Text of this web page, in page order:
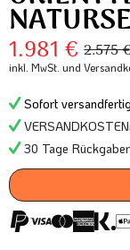
1.981 € 2.575
inkl. MwSt. und
Sofort
30 Tage